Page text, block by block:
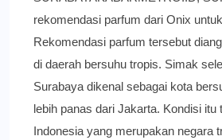
rekomendasi parfum dari Onix
Rekomendasi parfum tersebut
di daerah bersuhu tropis. Simak
Surabaya dikenal sebagai kota
lebih panas dari Jakarta. Kondisi itu
Indonesia yang merupakan negara